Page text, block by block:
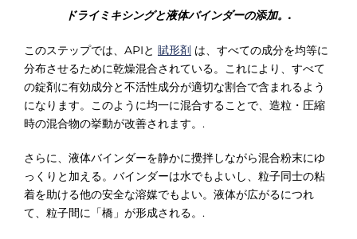
ドライミキシングと液体バインダーの添加。.
このステップでは、APIと 賦形剤 は、すべての成分を均等に
分布させるために乾燥混合されている。これにより、すべて
の錠剤に有効成分と不活性成分が適切な割合で含まれるよう
になります。このように均一に混合することで、造粒・圧縮
時の混合物の挙動が改善されます。.
さらに、液体バインダーを静かに攪拌しながら混合粉末にゆ
っくりと加える。バインダーは水でもよいし、粒子同士の粘
着を助ける他の安全な溶媒でもよい。液体が広がるにつれ
て、粒子間に「橋」が形成される。.